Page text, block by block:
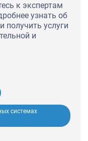
к экспертам
узнать об
получить услуги
и
системах